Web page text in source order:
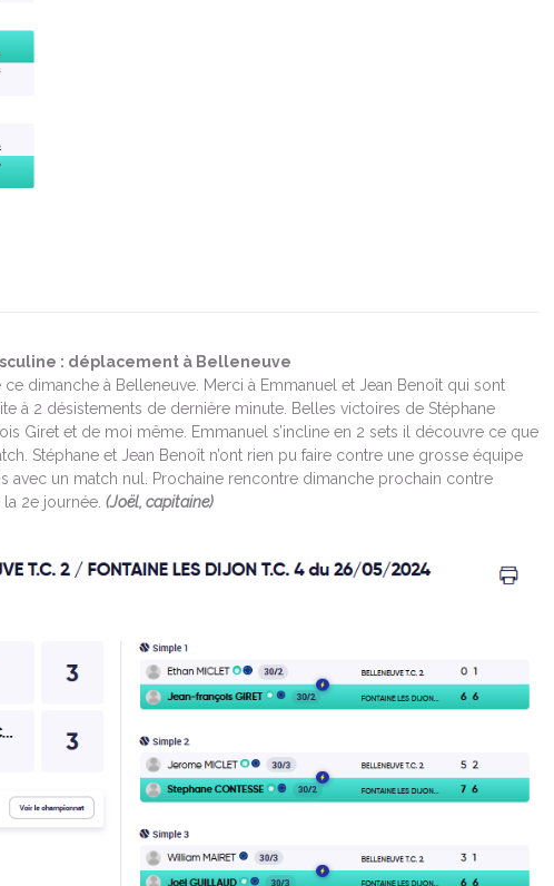
: déplacement à Belleneuve
dimanche à Belleneuve. Merci à Emmanuel et Jean Benoît qui sont
à 2 désistements de dernière minute. Belles victoires de Stéphane
Giret et de moi même. Emmanuel s’incline en 2 sets il découvre ce que
Stéphane et Jean Benoît n’ont rien pu faire contre une grosse équipe
avec un match nul. Prochaine rencontre dimanche prochain contre
2e journée. (Joël, capitaine)